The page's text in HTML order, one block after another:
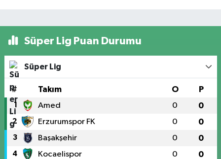
Süper Lig Puan Durumu
Süper Lig
# Takım O P
1 Amed 0 0
2 Erzurumspor FK 0 0
3 Başakşehir 0 0
4 Kocaelispor 0 0